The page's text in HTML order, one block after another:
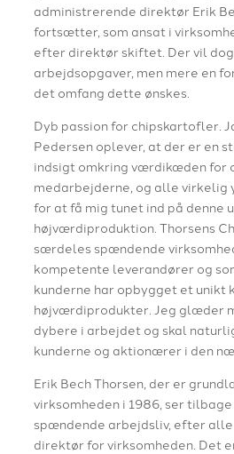
administrerende direktør Erik
fortsætter, som ansat i
efter direktør skiftet. Der vil
arbejdsopgaver, men mere en
det omfang dette ønskes.
Dyb passion for chipskartofler.
Pedersen oplever, at der er en
indsigt omkring værdikæden for
medarbejderne, og alle virkelig
for at få mig tunet ind på denne
højværdiproduktion. Thorsens
særdeles spændende
kompetente leverandører og
kunderne har opbygget et unikt
højværdiprodukter. Jeg glæder
dybere i arbejdet og skal
kunderne og aktionærer i den
Erik Bech Thorsen, der er
virksomheden i 1986, ser
spændende arbejdsliv, efter alle
direktør for virksomheden. Det